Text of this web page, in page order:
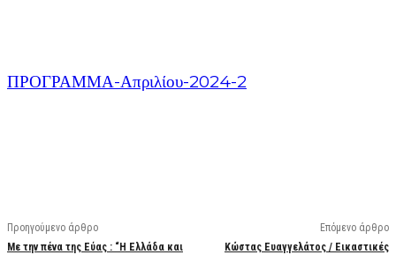
ΠΡΟΓΡΑΜΜΑ-Απριλίου-2024-2
Προηγούμενο άρθρο
Με την πένα της Εύας : “Η Ελλάδα και
Επόμενο άρθρο
Κώστας Ευαγγελάτος / Εικαστικές